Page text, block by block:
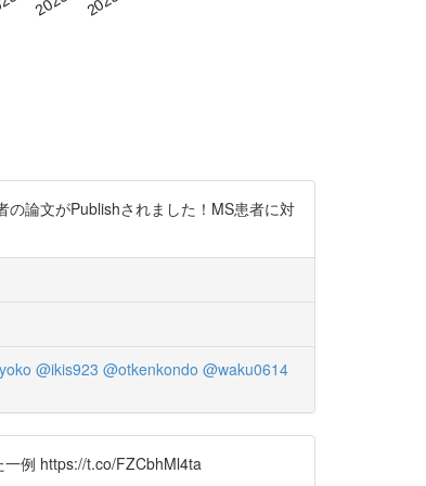
論文がPublishされました！MS患者に対
@ikis923 @otkenkondo @waku0614
例 https://t.co/FZCbhMl4ta